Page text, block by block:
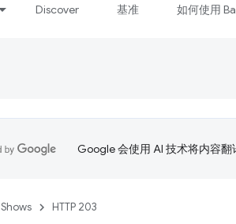
Discover 基准 如何使用
Google 会使用 AI 技术将内容翻
Shows HTTP 203